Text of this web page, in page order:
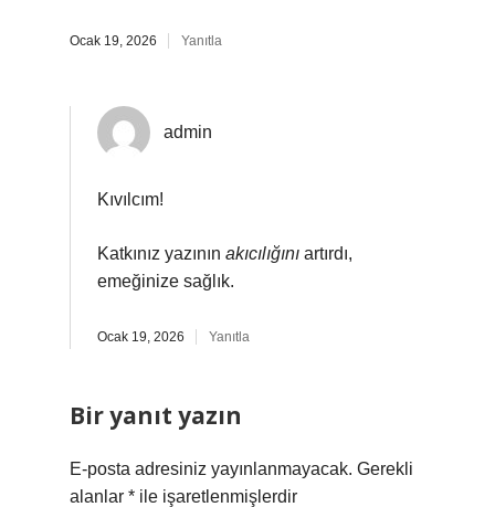
Ocak 19, 2026 Yanıtla
admin
Kıvılcım!
Katkınız yazının akıcılığını artırdı,
emeğinize sağlık.
Ocak 19, 2026 Yanıtla
Bir yanıt yazın
E-posta adresiniz yayınlanmayacak. Gerekli
alanlar * ile işaretlenmişlerdir